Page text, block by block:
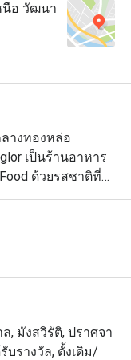
นือ วัฒนา
ลางทองหล่อ
เป็นร้านอาหาร
ด้วยรสชาติที่
เป็นต้นตำรับของ
ข้าจากอินเดีย
สิกและความทัน
ดั้งเดิมที่ได้รับการ
ร้างสรรค์และน่า
, มังสวิรัติ, ปราศจา
บรางวัล, ดั้งเดิม/